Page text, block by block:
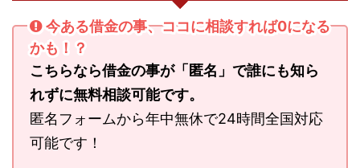
今ある借金の事、ココに相談すれば0になる
かも！？
こちらなら借金の事が「匿名」で誰にも知ら
れずに無料相談可能です。
匿名フォームから年中無休で24時間全国対応
可能です！